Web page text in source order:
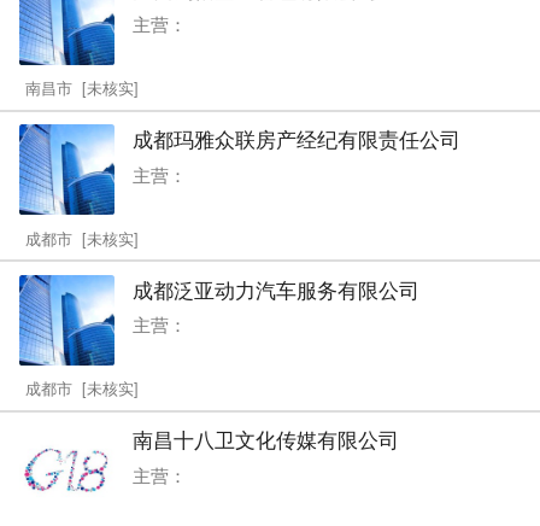
主营：
南昌市 [未核实]
成都玛雅众联房产经纪有限责任公司
主营：
成都市 [未核实]
成都泛亚动力汽车服务有限公司
主营：
成都市 [未核实]
南昌十八卫文化传媒有限公司
主营：